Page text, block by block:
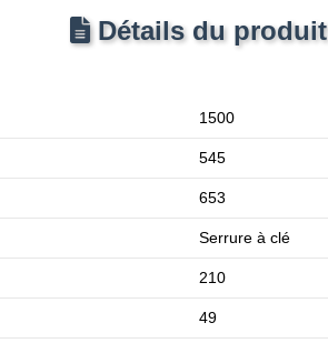
Détails du produit
1500
545
653
Serrure à clé
210
49